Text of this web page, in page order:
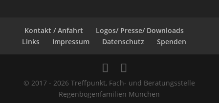
Kontakt / Anfahrt
Logos/ Presse/ Downloads
Links
Impressum Datenschutz Spenden
© 2017 - 2026 Treffpunkt, Fach- und Beratungsstelle
Regenbogenfamilien München